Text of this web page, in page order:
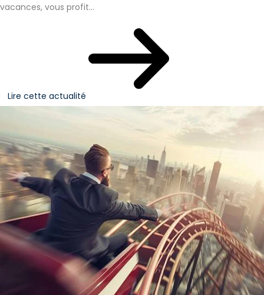
vacances, vous profit...
Lire cette actualité